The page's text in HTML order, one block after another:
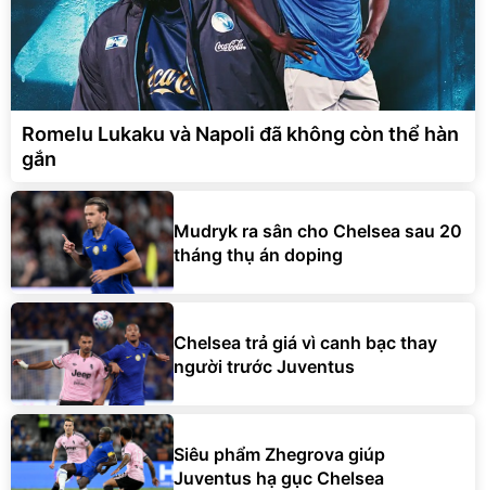
Romelu Lukaku và Napoli đã không còn thể hàn
gắn
Mudryk ra sân cho Chelsea sau 20
tháng thụ án doping
Chelsea trả giá vì canh bạc thay
người trước Juventus
Siêu phẩm Zhegrova giúp
Juventus hạ gục Chelsea